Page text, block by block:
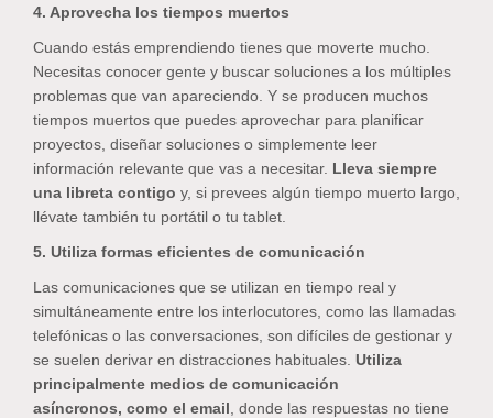
4. Aprovecha los tiempos muertos
Cuando estás emprendiendo tienes que moverte mucho.
Necesitas conocer gente y buscar soluciones a los múltiples
problemas que van apareciendo. Y se producen muchos
tiempos muertos que puedes aprovechar para planificar
proyectos, diseñar soluciones o simplemente leer
información relevante que vas a necesitar. Lleva siempre
una libreta contigo y, si prevees algún tiempo muerto largo,
llévate también tu portátil o tu tablet.
5. Utiliza formas eficientes de comunicación
Las comunicaciones que se utilizan en tiempo real y
simultáneamente entre los interlocutores, como las llamadas
telefónicas o las conversaciones, son difíciles de gestionar y
se suelen derivar en distracciones habituales. Utiliza
principalmente medios de comunicación
asíncronos, como el email , donde las respuestas no tiene